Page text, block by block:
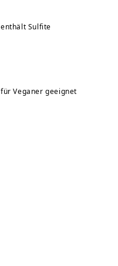
enthält Sulfite
für Veganer geeignet